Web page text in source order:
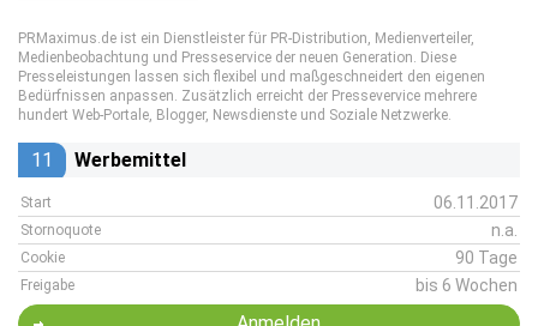
PRMaximus.de ist ein Dienstleister für PR-Distribution, Medienverteiler,
Medienbeobachtung und Presseservice der neuen Generation. Diese
Presseleistungen lassen sich flexibel und maßgeschneidert den eigenen
Bedürfnissen anpassen. Zusätzlich erreicht der Pressevervice mehrere
hundert Web-Portale, Blogger, Newsdienste und Soziale Netzwerke.
11 Werbemittel
Start 06.11.2017
Stornoquote n.a.
Cookie 90 Tage
Freigabe bis 6 Wochen